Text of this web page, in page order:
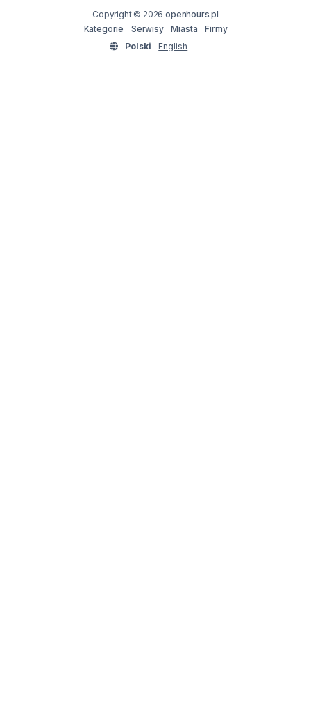
Copyright © 2026openhours.pl
Kategorie
Serwisy Miasta
Firmy
Polski
English